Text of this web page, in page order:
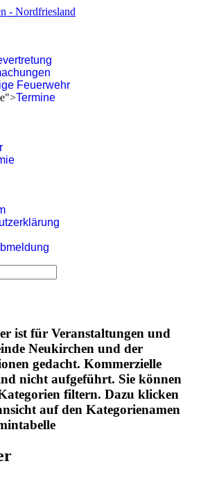
Feuerwehr
Termine
ist für Veranstaltungen und
Neukirchen und der
gedacht. Kommerzielle
nicht aufgeführt. Sie können
filtern. Dazu klicken
auf den Kategorienamen